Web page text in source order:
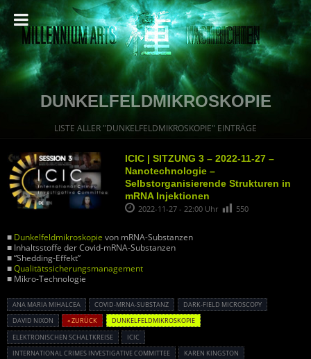
DUNKELFELDMIKROSKOPIE
LISTE ALLER "DUNKELFELDMIKROSKOPIE" EINTRÄGE
ICIC | SITZUNG 3 – 2022-11-27 –
Nanotechnologie –
Selbstorganisierende Strukturen in
mRNA Injektionen
2022-11-27 - 22:00 Uhr 550
■ Dunkelfeldmikroskopie von mRNA-Substanzen
■ Inhaltsstoffe der Covid-mRNA-Substanzen
■ “Shedding-Effekt”
■Qualitätssicherungsmanagement
■ Mikro-Technologie
ANA MARIA MIHALCEA COVID-MRNA-SUBSTANZ
DARK-FIELD MICROSCOPY
DAVID NIXON
« ZURÜCK
DUNKELFELDMIKROSKOPIE
ELEKTRONISCHEN SCHALTKREISE
ICIC
INTERNATIONAL CRIMES INVESTIGATIVE COMMITTEE
KAREN KINGSTON